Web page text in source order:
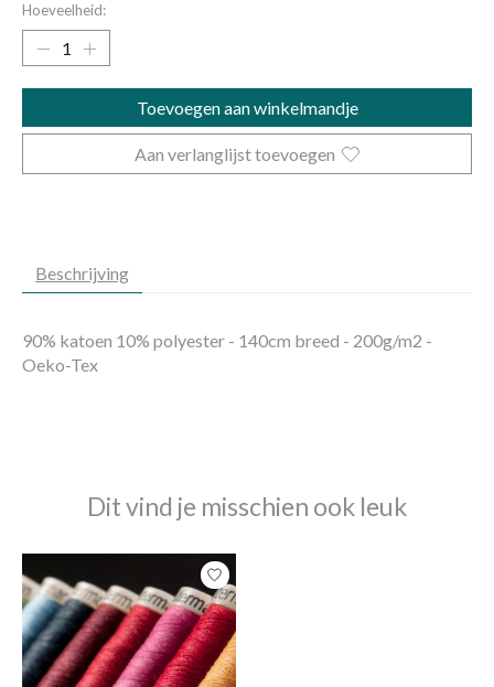
Hoeveelheid:
Toevoegen aan winkelmandje
Aan verlanglijst toevoegen
Beschrijving
90% katoen 10% polyester - 140cm breed - 200g/m2 -
Oeko-Tex
Dit vind je misschien ook leuk
Items van productcarrousel